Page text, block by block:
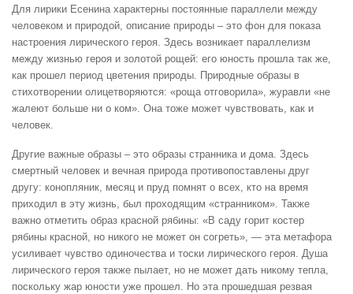
Для лирики Есенина характерны постоянные параллели между
человеком и природой, описание природы – это фон для показа
настроения лирического героя. Здесь возникает параллелизм
между жизнью героя и золотой рощей: его юность прошла так же,
как прошел период цветения природы. Природные образы в
стихотворении олицетворяются: «роща отговорила», журавли «не
жалеют больше ни о ком». Она тоже может чувствовать, как и
человек.
Другие важные образы – это образы странника и дома. Здесь
смертный человек и вечная природа противопоставлены друг
другу: конопляник, месяц и пруд помнят о всех, кто на время
приходил в эту жизнь, был проходящим «странником». Также
важно отметить образ красной рябины: «В саду горит костер
рябины красной, но никого не может он согреть», — эта метафора
усиливает чувство одиночества и тоски лирического героя. Душа
лирического героя также пылает, но не может дать никому тепла,
поскольку жар юности уже прошел. Но эта прошедшая резвая